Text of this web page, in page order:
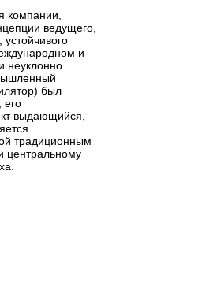
компании,
ведущего,
и
неуклонно
был
его
выдающийся,
традиционным
центральному